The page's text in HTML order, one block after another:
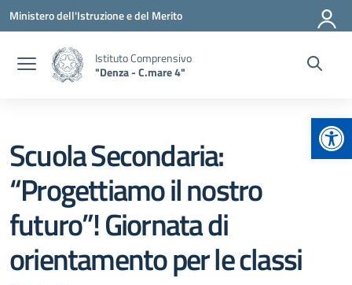
Vai ai contenuti
Vai al menu di navigazione
Vai al footer
Ministero dell'Istruzione e del Merito
Istituto Comprensivo
"Denza - C.mare 4"
Scuola Secondaria:
“Progettiamo il nostro
futuro”! Giornata di
orientamento per le classi